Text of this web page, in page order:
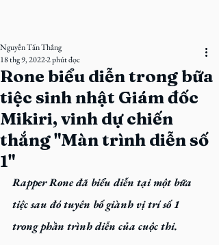
Rone biểu diễn trong bữa
tiệc sinh nhật Giám đốc
Mikiri, vinh dự chiến
thắng "Màn trình diễn số
1"
Nguyễn Tấn Thắng
18 thg 9, 20222 phút đọc
Rapper Rone đã biểu diễn tại một bữa
tiệc sau đó tuyên bố giành vị trí số 1
trong phần trình diễn của cuộc thi.